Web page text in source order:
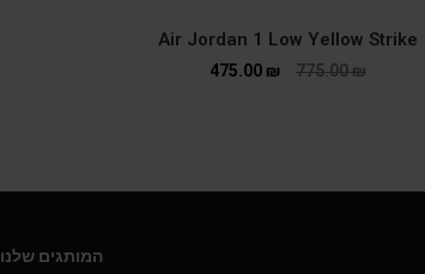
Air Jordan 1 Low Yellow Strike
775.00₪
475.00 ₪
המותגים שלנו